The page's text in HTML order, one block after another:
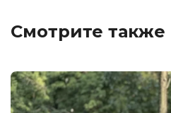
Смотрите также